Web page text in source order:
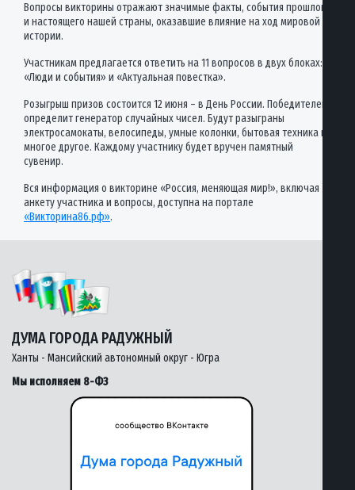
Вопросы викторины отражают значимые факты, события прошлого
и настоящего нашей страны, оказавшие влияние на ход мировой
истории.
Участникам предлагается ответить на 11 вопросов в двух блоках:
«Люди и события» и «Актуальная повестка».
Розыгрыш призов состоится 12 июня – в День России. Победителей
определит генератор случайных чисел. Будут разыграны
электросамокаты, велосипеды, умные колонки, бытовая техника и
многое другое. Каждому участнику будет вручен памятный
сувенир.
Вся информация о викторине «Россия, меняющая мир!», включая
анкету участника и вопросы, доступна на портале
«Викторина86.рф».
ДУМА ГОРОДА РАДУЖНЫЙ
Ханты - Мансийский автономный округ - Югра
Мы исполняем 8-ФЗ